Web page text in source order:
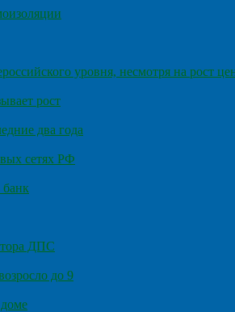
уровня, несмотря на рост
рост
два года
сетях РФ
ДПС
до 9